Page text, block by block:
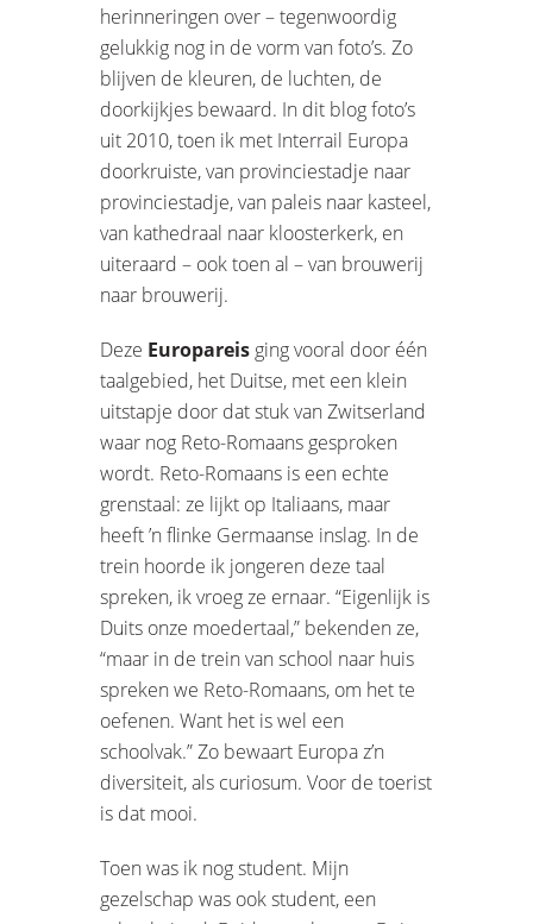
herinneringen over – tegenwoordig
gelukkig nog in de vorm van foto’s. Zo
blijven de kleuren, de luchten, de
doorkijkjes bewaard. In dit blog foto’s
uit 2010, toen ik met Interrail Europa
doorkruiste, van provinciestadje naar
provinciestadje, van paleis naar kasteel,
van kathedraal naar kloosterkerk, en
uiteraard – ook toen al – van brouwerij
naar brouwerij.
Deze Europareis ging vooral door één
taalgebied, het Duitse, met een klein
uitstapje door dat stuk van Zwitserland
waar nog Reto-Romaans gesproken
wordt. Reto-Romaans is een echte
grenstaal: ze lijkt op Italiaans, maar
heeft ’n flinke Germaanse inslag. In de
trein hoorde ik jongeren deze taal
spreken, ik vroeg ze ernaar. “Eigenlijk is
Duits onze moedertaal,” bekenden ze,
“maar in de trein van school naar huis
spreken we Reto-Romaans, om het te
oefenen. Want het is wel een
schoolvak.” Zo bewaart Europa z’n
diversiteit, als curiosum. Voor de toerist
is dat mooi.
Toen was ik nog student. Mijn
gezelschap was ook student, een